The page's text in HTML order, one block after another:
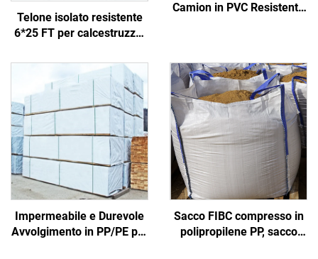
Telone isolato resistente
6*25 FT per calcestruzzo,
durevole
Camion in PVC Resistente
Copertura Pesante con
Anelli a D
Impermeabile e Durevole
Avvolgimento in PP/PE per
Sacco FIBC compresso in
polipropilene PP, sacco